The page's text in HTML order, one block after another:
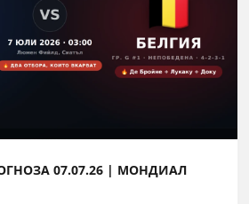
07.07.26 | МОНДИАЛ